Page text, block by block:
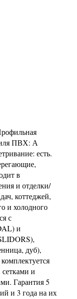
ПВХ: А
есть.
в
и отделки/
коттеджей,
и холодного
с
и
дуб),
и
Гарантия 5
и 3 года на их